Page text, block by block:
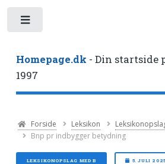
Homepage.dk - Din startside
1997
Forside Leksikon
Bnp pr indbygger betydning
LEKSIKONOPSLAG MED B 5. JULI 2025